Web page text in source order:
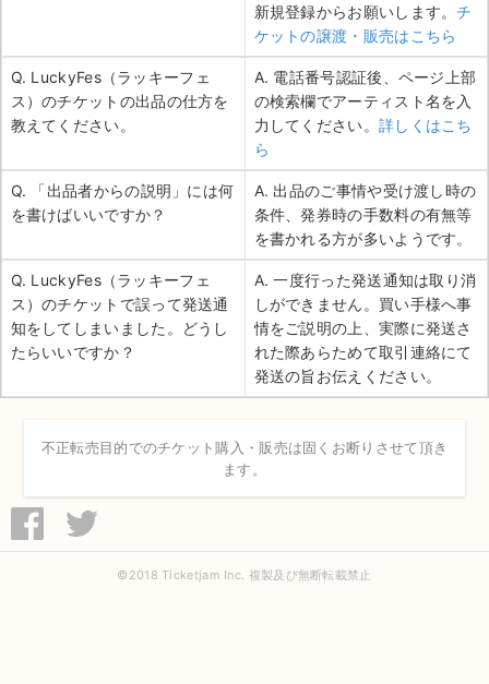
新規登録からお願いします。チ
ケットの譲渡・販売はこちら
Q. LuckyFes（ラッキーフェ
ス）のチケットの出品の仕方を
教えてください。
A. 電話番号認証後、ページ上部
の検索欄でアーティスト名を入
力してください。 詳しくはこち
ら
Q. 「出品者からの説明」には何
を書けばいいですか？
A. 出品のご事情や受け渡し時の
条件、発券時の手数料の有無等
を書かれる方が多いようです。
Q. LuckyFes（ラッキーフェ
ス）のチケットで誤って発送通
知をしてしまいました。どうし
たらいいですか？
A. 一度行った発送通知は取り消
しができません。買い手様へ事
情をご説明の上、実際に発送さ
れた際あらためて取引連絡にて
発送の旨お伝えください。
不正転売目的でのチケット購入・販売は固くお断りさせて頂き
ます。
©2018 Ticketjam Inc. 複製及び無断転載禁止